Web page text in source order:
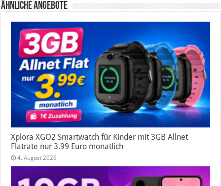
Ähnliche Angebote
Xplora XGO2 Smartwatch für Kinder mit 3GB Allnet
Flatrate nur 3.99 Euro monatlich
4. August 2026